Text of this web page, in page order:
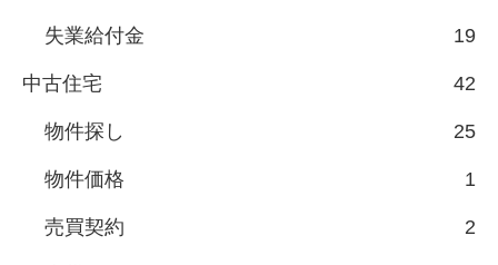
失業給付金 19
中古住宅 42
物件探し 25
物件価格 1
売買契約 2